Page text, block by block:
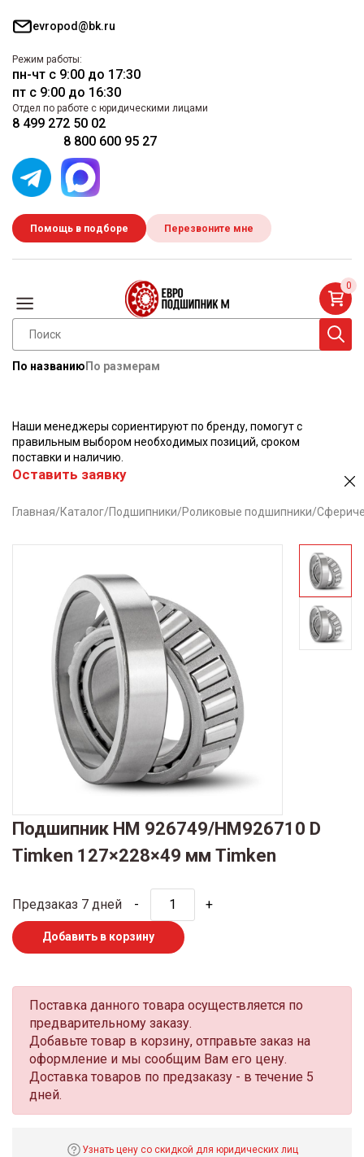
evropod@bk.ru
Режим работы:
пн-чт с 9:00 до 17:30
пт с 9:00 до 16:30
Отдел по работе с юридическими лицами
8 499 272 50 02
8 800 600 95 27
Помощь в подборе Перезвоните мне
По названию По размерам
0
Наши менеджеры сориентируют по бренду, помогут с
правильным выбором необходимых позиций, сроком
поставки и наличию.
Оставить заявку
Главная/Каталог/Подшипники/Роликовые подшипники/
Подшипник HM 926749/HM926710 D
Timken 127×228×49 мм Timken
Предзаказ 7 дней - +
Добавить в корзину
Поставка данного товара осуществляется по
предварительному заказу.
Добавьте товар в корзину, отправьте заказ на
оформление и мы сообщим Вам его цену.
Доставка товаров по предзаказу - в течение 5
дней.
Узнать цену со скидкой для юридических лиц